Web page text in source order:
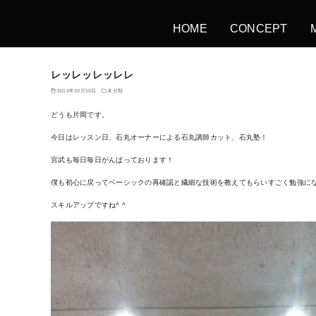
HOME CONCEPT
レッレッレッレレ
2014年10月10日 未分類
どうも片岡です。
今日はレッスン日、石丸オーナーによる石丸講師カット、石丸塾！
宮武も毎日毎日がんばっております！
僕も初心に戻ってベーシックの再確認と繊細な技術を教えてもらいすごく勉強に
スキルアップですね^ ^